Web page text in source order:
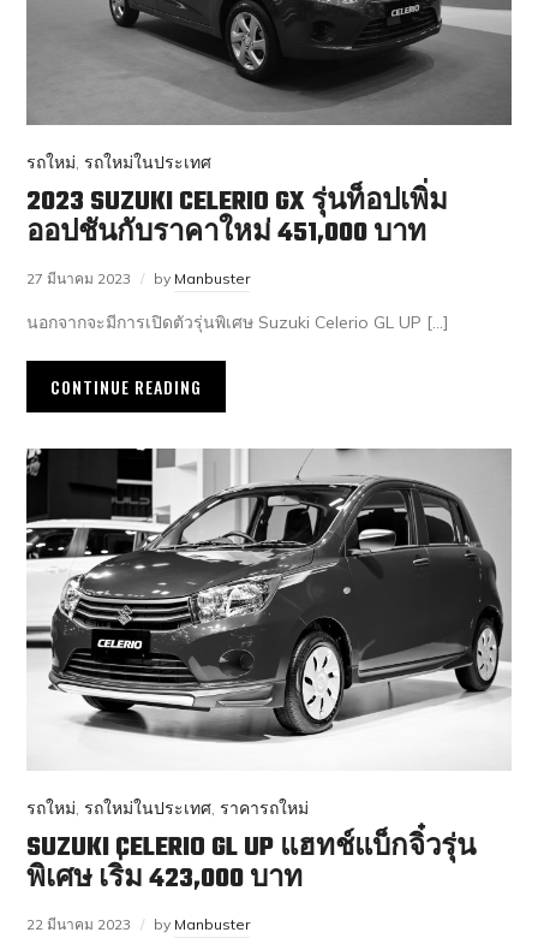
รถใหม่ ,รถใหม่ในประเทศ
2023 SUZUKI CELERIO GX รุ่นท็อปเพิ่ม
ออปชันกับราคาใหม่ 451,000 บาท
27 มีนาคม 2023 by Manbuster
นอกจากจะมีการเปิดตัวรุ่นพิเศษ Suzuki Celerio GL UP […]
CONTINUE READING
รถใหม่,รถใหม่ในประเทศ,ราคารถใหม่
SUZUKI CELERIO GL UP แฮทช์แบ็กจิ๋วรุ่น
พิเศษ เริ่ม 423,000 บาท
22 มีนาคม 2023 by Manbuster